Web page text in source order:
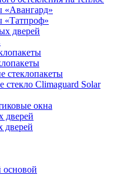
«Авангард»
«Татпроф»
дверей
стеклопакеты
стекло Climaguard Solar
окна
дверей
дверей
основой